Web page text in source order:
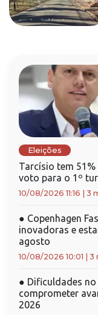
Eleições
Tarcísio tem
voto para o 1º
10/08/2026 11:16 3
● Copenhagen
inovadoras e
agosto
10/08/2026 10:01 3
● Dificuldades
comprometer
2026